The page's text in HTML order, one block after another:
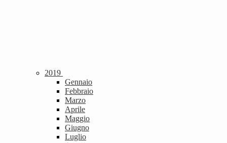
2019
Gennaio
Febbraio
Marzo
Aprile
Maggio
Giugno
Luglio